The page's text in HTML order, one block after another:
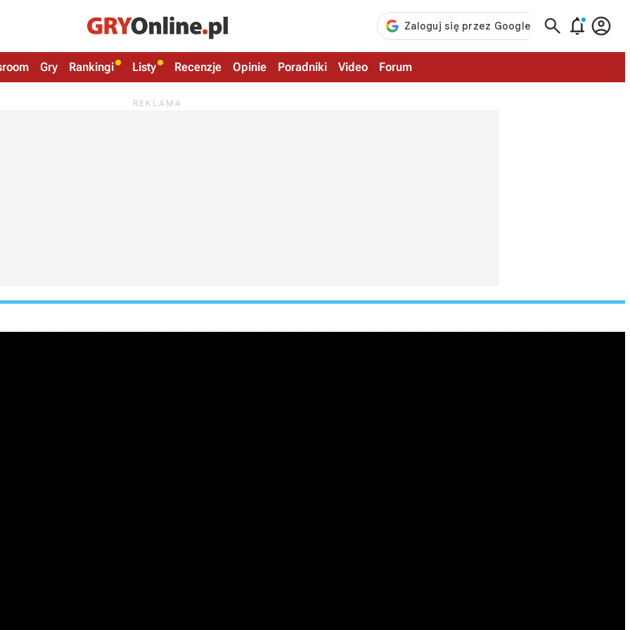
  
Gry Rankingi Listy Recenzje Opinie Poradniki Video Forum